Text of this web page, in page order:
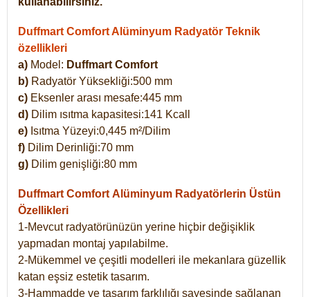
Duffmart Comfort Alüminyum Radyatör Teknik
özellikleri
a) Model: Duffmart Comfort
b) Radyatör Yüksekliği:500 mm
c) Eksenler arası mesafe:445 mm
d) Dilim ısıtma kapasitesi:141 Kcall
e) Isıtma Yüzeyi:0,445 m²/Dilim
f) Dilim Derinliği:70 mm
g) Dilim genişliği:80 mm
Duffmart Comfort Alüminyum Radyatörlerin Üstün
Özellikleri
1-Mevcut radyatörünüzün yerine hiçbir değişiklik
yapmadan montaj yapılabilme.
2-Mükemmel ve çeşitli modelleri ile mekanlara güzellik
katan eşsiz estetik tasarım.
3-Hammadde ve tasarım farklılığı sayesinde sağlanan